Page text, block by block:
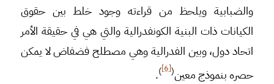
والضبابية ويلحظ من قراءته وجود خلط بين حقوق
الكيانات ذات البنية الكونفدرالية والتي هي في حقيقة الأمر
اتحاد دول، وبين الفدرالية وهي مصطلح فضفاض لا يمكن
حصره بنموذج معين(
[6]
)
.